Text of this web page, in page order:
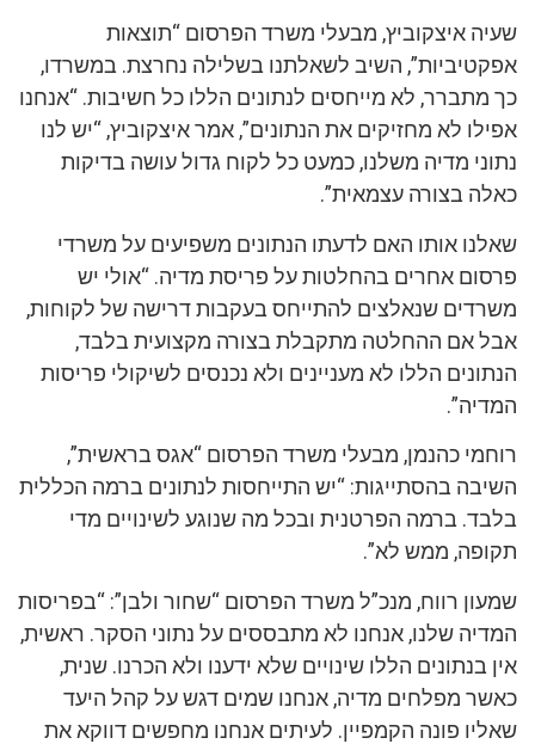
שעיה איצקוביץ, מבעלי משרד הפרסום “תוצאות
אפקטיביות”, השיב לשאלתנו בשלילה נחרצת. במשרדו,
כך מתברר, לא מייחסים לנתונים הללו כל חשיבות. “אנחנו
אפילו לא מחזיקים את הנתונים”, אמר איצקוביץ, “יש לנו
נתוני מדיה משלנו, כמעט כל לקוח גדול עושה בדיקות
כאלה בצורה עצמאית”.
שאלנו אותו האם לדעתו הנתונים משפיעים על משרדי
פרסום אחרים בהחלטות על פריסת מדיה. “אולי יש
משרדים שנאלצים להתייחס בעקבות דרישה של לקוחות,
אבל אם ההחלטה מתקבלת בצורה מקצועית בלבד,
הנתונים הללו לא מעניינים ולא נכנסים לשיקולי פריסות
המדיה”.
רוחמי כהנמן, מבעלי משרד הפרסום “אגס בראשית”,
השיבה בהסתייגות: “יש התייחסות לנתונים ברמה הכללית
בלבד. ברמה הפרטנית ובכל מה שנוגע לשינויים מדי
תקופה, ממש לא”.
שמעון רווח, מנכ”ל משרד הפרסום “שחור ולבן”: “בפריסות
המדיה שלנו, אנחנו לא מתבססים על נתוני הסקר. ראשית,
אין בנתונים הללו שינויים שלא ידענו ולא הכרנו. שנית,
כאשר מפלחים מדיה, אנחנו שמים דגש על קהל היעד
שאליו פונה הקמפיין. לעיתים אנחנו מחפשים דווקא את